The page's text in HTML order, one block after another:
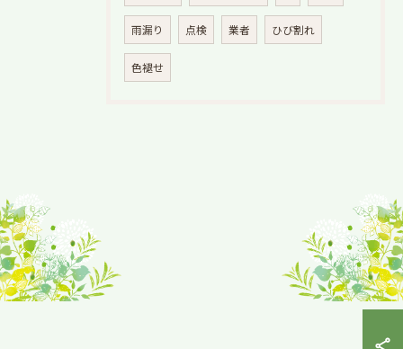
雨漏り 点検 業者 ひび割れ
色褪せ